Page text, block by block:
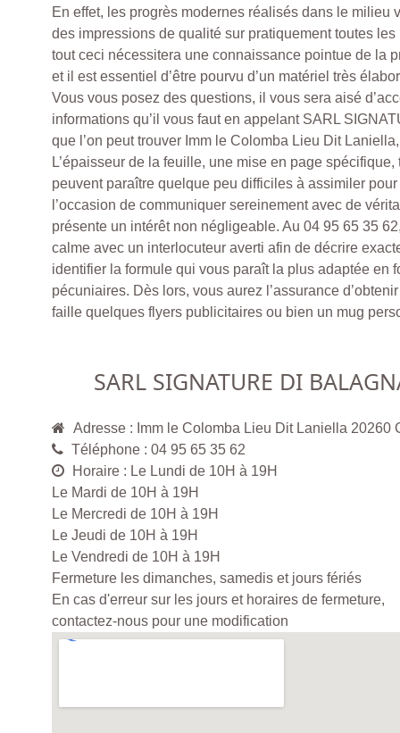
En effet, les progrès modernes réalisés dans le milieu
des impressions de qualité sur pratiquement toutes
tout ceci nécessitera une connaissance pointue de la
et il est essentiel d’être pourvu d’un matériel très
Vous vous posez des questions, il vous sera aisé
informations qu’il vous faut en appelant SARL
que l’on peut trouver Imm le Colomba Lieu Dit
L’épaisseur de la feuille, une mise en page spécifique,
peuvent paraître quelque peu difficiles à assimiler
l’occasion de communiquer sereinement avec de
présente un intérêt non négligeable. Au 04 95 65 35
calme avec un interlocuteur averti afin de décrire
identifier la formule qui vous paraît la plus adaptée en
pécuniaires. Dès lors, vous aurez l’assurance
faille quelques flyers publicitaires ou bien un mug
SARL SIGNATURE DI
Adresse : Imm le Colomba Lieu Dit Laniella 20260
Téléphone : 04 95 65 35 62
Horaire : Le Lundi de 10H à 19H
Le Mardi de 10H à 19H
Le Mercredi de 10H à 19H
Le Jeudi de 10H à 19H
Le Vendredi de 10H à 19H
Fermeture les dimanches, samedis et jours fériés
En cas d'erreur sur les jours et horaires de fermeture,
contactez-nous pour une modification